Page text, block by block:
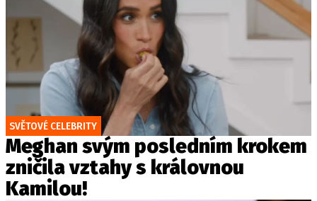
SVĚTOVÉ CELEBRITY
Meghan svým posledním krokem
zničila vztahy s královnou
Kamilou!